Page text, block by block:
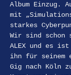
Album Einzug.
mit
starkes
Wir sind schon
ALEX und es
ihn für seinem
Gig nach Köln